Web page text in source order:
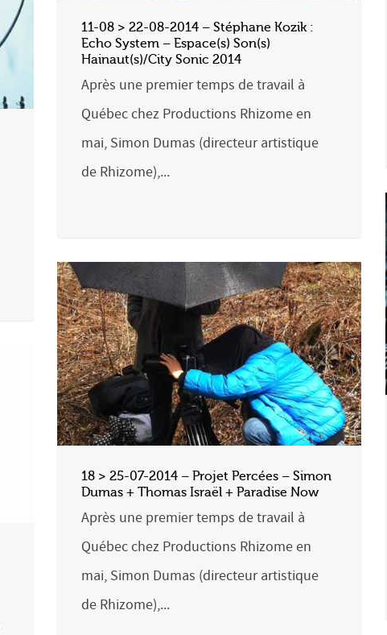
11-08 > 22-08-2014 – Stéphane Kozik :
Echo System – Espace(s) Son(s)
Hainaut(s)/City Sonic 2014
Après une premier temps de travail à
Québec chez Productions Rhizome en
mai, Simon Dumas (directeur artistique
de Rhizome),...
18 > 25-07-2014 – Projet Percées – Simon
Dumas + Thomas Israël + Paradise Now
Après une premier temps de travail à
Québec chez Productions Rhizome en
mai, Simon Dumas (directeur artistique
de Rhizome),...